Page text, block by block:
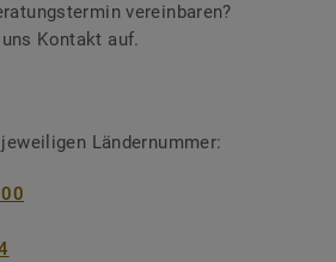
vereinbaren?
Kontakt auf.
Ländernummer: